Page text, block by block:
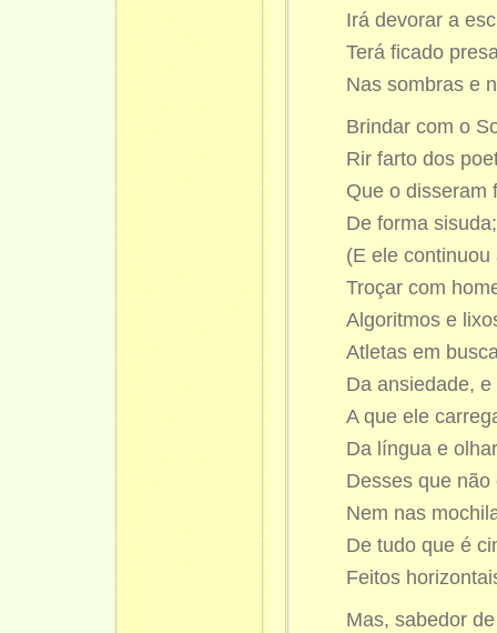
Irá devorar a
Terá ficado
Nas sombras e
Brindar com o
Rir farto dos
Que o disseram
De forma
(E ele
Troçar com
Algoritmos e
Atletas em
Da ansiedade,
A que ele
Da língua e
Desses que
Nem nas
De tudo que é
Feitos
Mas, sabedor